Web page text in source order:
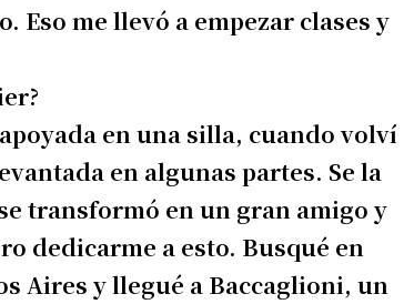
Eso me llevó a empezar clases y
en una silla, cuando volví
en algunas partes. Se la
transformó en un gran amigo y
dedicarme a esto. Busqué en
Aires y llegué a Baccaglioni, un